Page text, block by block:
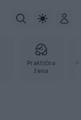
Praktična
žena